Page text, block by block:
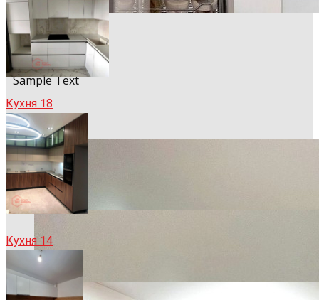
Sample Title
Sample Text
Кухня 18
Кухня 14